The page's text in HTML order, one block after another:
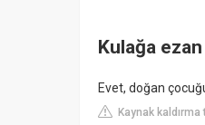
Kulağa
Evet, doğan
Kaynak kaldırma